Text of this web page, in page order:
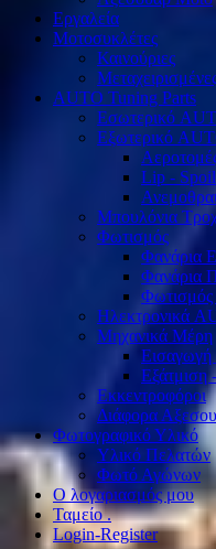
Εργαλεία
Μοτοσυκλέτες
Καινούριες
AUTO Tuning Parts
Εσωτερικό
Εξωτερικό
Lip -
Μπουλόνια
Φωτισμός
Φανάρια
Φανάρια
Φωτισμός
Ηλεκτρονικά
Μηχανικά Μέρη
Εξάτμιση
Εκκεντροφόροι
Διάφορα
Φωτογραφικό Υλικό
Υλικό Πελατών
Φωτό Αγώνων
Ο λογαριασμός μου
Ταμείο .
Login-Register